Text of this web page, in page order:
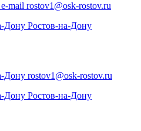
rostov1@osk-rostov.ru
Ростов-на-Дону
rostov1@osk-rostov.ru
Ростов-на-Дону